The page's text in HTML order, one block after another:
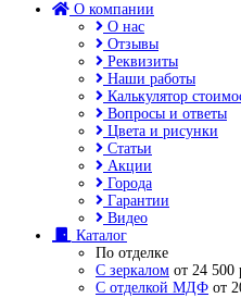
О компании
О нас
Отзывы
Реквизиты
Наши работы
Калькулятор
Вопросы и ответы
Цвета и рисунки
Статьи
Акции
Города
Гарантии
Видео
Каталог
По отделке
С зеркалом от 24 500
С отделкой МДФ от